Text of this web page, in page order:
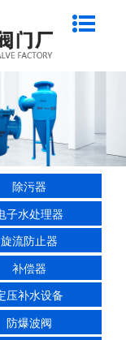
除污器
子水处理器
旋流防止器
补偿器
压补水设备
防爆波阀